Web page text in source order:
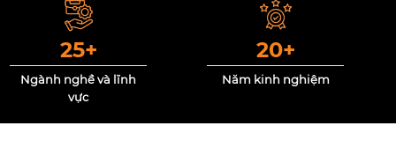
25+
Ngành nghề và lĩnh
vực
20+
Năm kinh nghiệm